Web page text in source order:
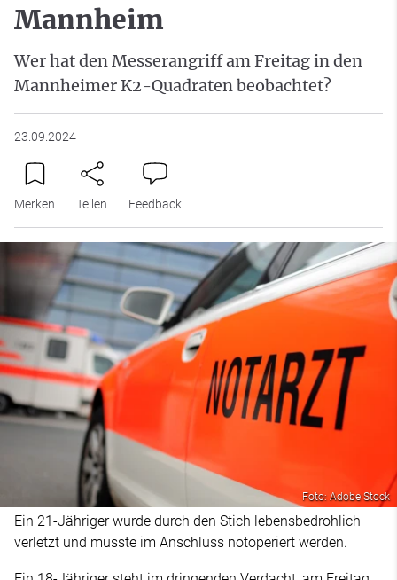
Mannheim
Wer hat den Messerangriff am Freitag in den
Mannheimer K2-Quadraten beobachtet?
23.09.2024
Merken Teilen Feedback
Foto: Adobe Stock
Ein 21-Jähriger wurde durch den Stich lebensbedrohlich
verletzt und musste im Anschluss notoperiert werden.